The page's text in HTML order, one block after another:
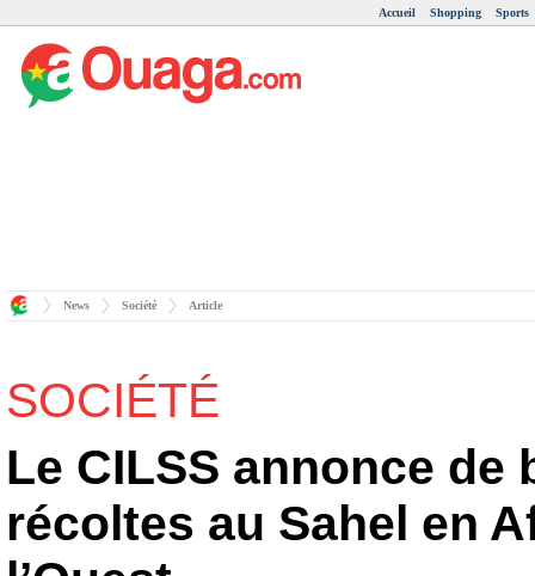
Accueil Shopping Sports
News Société Article
SOCIÉTÉ
Le CILSS annonce de
récoltes au Sahel en